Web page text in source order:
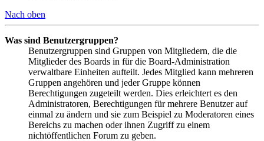
Nach oben
Was sind Benutzergruppen?
Benutzergruppen sind Gruppen von Mitgliedern, die die
Mitglieder des Boards in für die Board-Administration
verwaltbare Einheiten aufteilt. Jedes Mitglied kann mehreren
Gruppen angehören und jeder Gruppe können
Berechtigungen zugeteilt werden. Dies erleichtert es den
Administratoren, Berechtigungen für mehrere Benutzer auf
einmal zu ändern und sie zum Beispiel zu Moderatoren eines
Bereichs zu machen oder ihnen Zugriff zu einem
nichtöffentlichen Forum zu geben.